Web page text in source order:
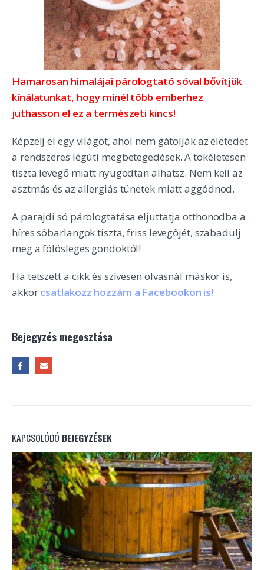
Hamarosan himalájai párologtató sóval bővítjük
kínálatunkat, hogy minél több emberhez
juthasson el ez a természeti kincs!
Képzelj el egy világot, ahol nem gátolják az életedet
a rendszeres légúti megbetegedések. A tökéletesen
tiszta levegő miatt nyugodtan alhatsz. Nem kell az
asztmás és az allergiás tünetek miatt aggódnod.
A parajdi só párologtatása eljuttatja otthonodba a
híres sóbarlangok tiszta, friss levegőjét, szabadulj
meg a fölösleges gondoktól!
Ha tetszett a cikk és szívesen olvasnál máskor is,
akkorcsatlakozz hozzám a Facebookon is!
Bejegyzés megosztása
KAPCSOLÓDÓ BEJEGYZÉSEK